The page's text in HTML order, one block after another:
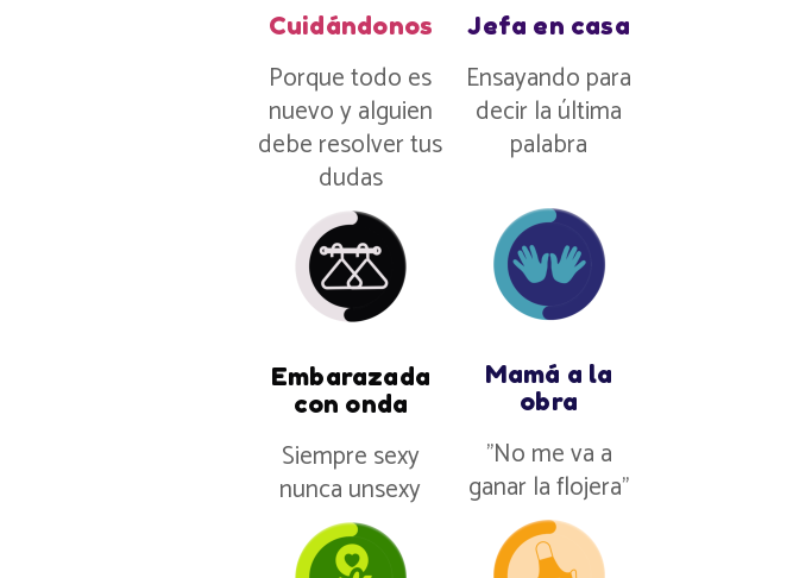
Cuidándonos
Porque todo es
nuevo y alguien
debe resolver tus
dudas
Embarazada
con onda
Siempre sexy
nunca unsexy
Jefa en casa
Ensayando para
decir la última
palabra
Mamá a la
obra
”No me va a
ganar la flojera”